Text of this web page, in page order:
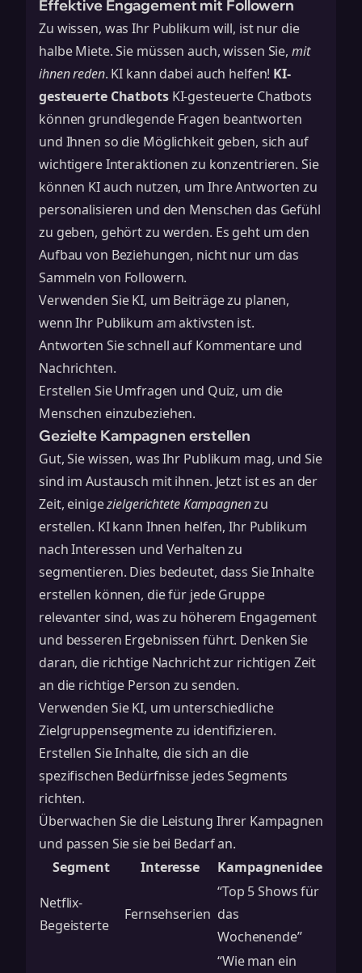
Effektive Engagement mit Followern
Zu wissen, was Ihr Publikum will, ist nur die
halbe Miete. Sie müssen auch, wissen Sie, mit
ihnen reden. KI kann dabei auch helfen! KI-
gesteuerte Chatbots KI-gesteuerte Chatbots
können grundlegende Fragen beantworten
und Ihnen so die Möglichkeit geben, sich auf
wichtigere Interaktionen zu konzentrieren. Sie
können KI auch nutzen, um Ihre Antworten zu
personalisieren und den Menschen das Gefühl
zu geben, gehört zu werden. Es geht um den
Aufbau von Beziehungen, nicht nur um das
Sammeln von Followern.
Verwenden Sie KI, um Beiträge zu planen,
wenn Ihr Publikum am aktivsten ist.
Antworten Sie schnell auf Kommentare und
Nachrichten.
Erstellen Sie Umfragen und Quiz, um die
Menschen einzubeziehen.
Gezielte Kampagnen erstellen
Gut, Sie wissen, was Ihr Publikum mag, und Sie
sind im Austausch mit ihnen. Jetzt ist es an der
Zeit, einigezielgerichtete Kampagnenzu
erstellen. KI kann Ihnen helfen, Ihr Publikum
nach Interessen und Verhalten zu
segmentieren. Dies bedeutet, dass Sie Inhalte
erstellen können, die für jede Gruppe
relevanter sind, was zu höherem Engagement
und besseren Ergebnissen führt. Denken Sie
daran, die richtige Nachricht zur richtigen Zeit
an die richtige Person zu senden.
Verwenden Sie KI, um unterschiedliche
Zielgruppensegmente zu identifizieren.
Erstellen Sie Inhalte, die sich an die
spezifischen Bedürfnisse jedes Segments
richten.
Überwachen Sie die Leistung Ihrer Kampagnen
und passen Sie sie bei Bedarf an.
Segment
Interesse
Kampagnenidee
Netflix-
Begeisterte
Fernsehserien
“Top 5 Shows für
das
Wochenende”
“Wie man ein